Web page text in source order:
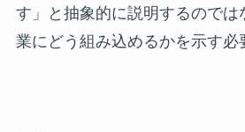
す」と抽象的に説明するのでは
業にどう組み込めるかを示す必